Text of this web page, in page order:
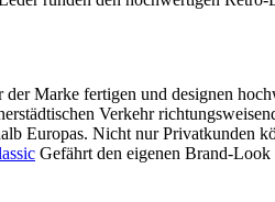
Marke fertigen und designen
Verkehr
Europas. Nicht nur Privatkunden
Gefährt den eigenen Brand-